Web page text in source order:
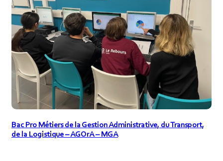
Bac Pro Métiers de la Gestion Administrative, du Transport,
de la Logistique – AGOrA – MGA